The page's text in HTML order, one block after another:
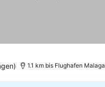
1.1 km bis Flughafen Malaga